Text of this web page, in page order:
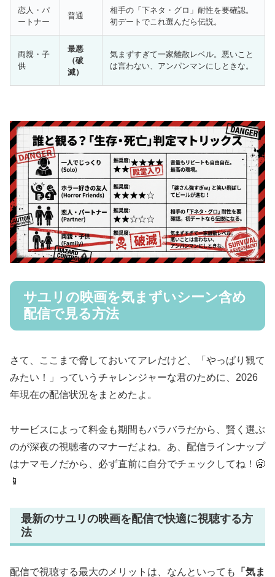
恋人・パ
ートナー
普通
相手の「下ネタ・グロ」耐性を要確認。
初デートでこれ選んだら伝説。
両親・子
供
最悪
（破
滅）
気まずすぎて一家離散レベル。悪いこと
は言わない、アンパンマンにしときな。
サユリの映画を気まずいシーン含め
配信で見る方法
さて、ここまで脅しておいてアレだけど、「やっぱり観て
みたい！」っていうチャレンジャーな君のために、2026
年現在の配信状況をまとめたよ。
サービスによって料金も期間もバラバラだから、賢く選ぶ
のが深夜の視聴者のマナーだよね。あ、配信ラインナップ
はナマモノだから、必ず直前に自分でチェックしてね！🥱
📱
最新のサユリの映画を配信で快適に視聴する方
法
配信で視聴する最大のメリットは、なんといっても
「気ま